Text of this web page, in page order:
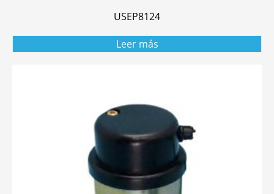
USEP8124
Leer más